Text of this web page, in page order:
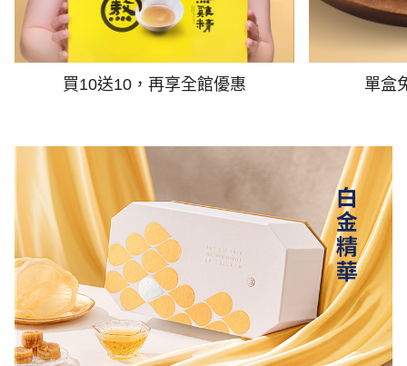
買10送10，再享全館優惠 單盒